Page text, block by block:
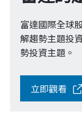
富達國際全球
解趨勢主題投
勢投資主題。